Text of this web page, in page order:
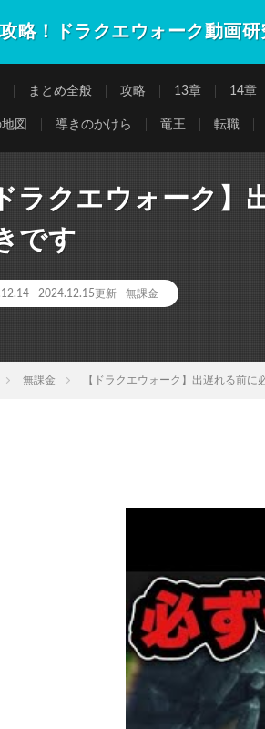
略！ドラクエウォーク動画研
まとめ全般 攻略 13章 14章
図 導きのかけら 竜王 転職
ラクエウォーク】
です
2024.12.15更新 無課金
無課金 【ドラクエウォーク】出遅れる前に